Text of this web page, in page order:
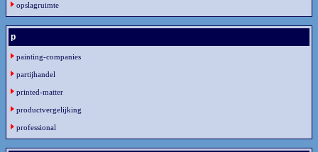
opslagruimte
p
painting-companies
partijhandel
printed-matter
productvergelijking
professional